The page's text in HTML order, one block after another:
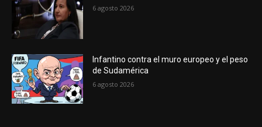
6 agosto 2026
Infantino contra el muro europeo y el peso
de Sudamérica
6 agosto 2026